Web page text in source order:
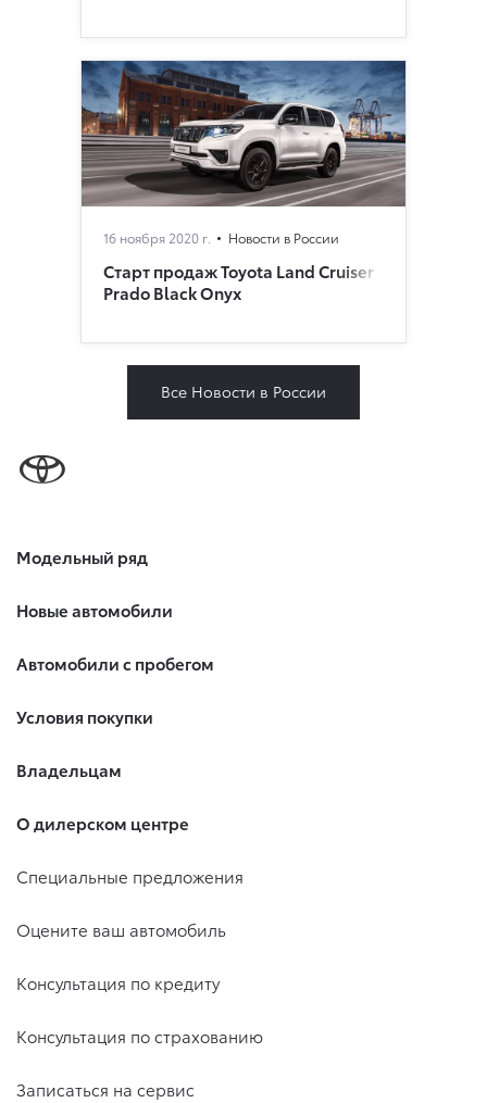
16 ноября 2020 г. Новости в России
Старт продаж Toyota Land Cruiser
Prado Black Onyx
Все Новости в России
Модельный ряд
Новые автомобили
Автомобили с пробегом
Условия покупки
Владельцам
О дилерском центре
Специальные предложения
Оцените ваш автомобиль
Консультация по кредиту
Консультация по страхованию
Записаться на сервис